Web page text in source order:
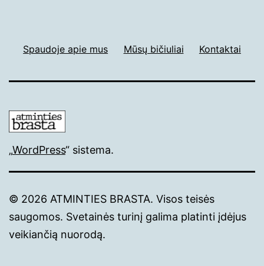
Spaudoje apie mus Mūsų bičiuliai Kontaktai
„WordPress“ sistema.
© 2026 ATMINTIES BRASTA. Visos teisės
saugomos. Svetainės turinį galima platinti įdėjus
veikiančią nuorodą.